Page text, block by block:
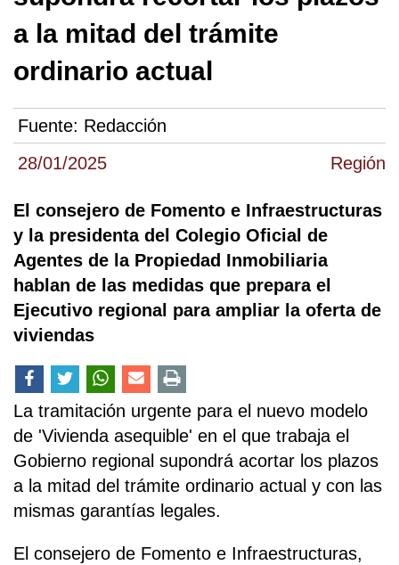
28/01/2025 Región
a la mitad del trámite
ordinario actual
Fuente: Redacción
El consejero de Fomento e Infraestructuras
y la presidenta del Colegio Oficial de
Agentes de la Propiedad Inmobiliaria
hablan de las medidas que prepara el
Ejecutivo regional para ampliar la oferta de
viviendas
La tramitación urgente para el nuevo modelo
de 'Vivienda asequible' en el que trabaja el
Gobierno regional supondrá acortar los plazos
a la mitad del trámite ordinario actual y con las
mismas garantías legales.
El consejero de Fomento e Infraestructuras,